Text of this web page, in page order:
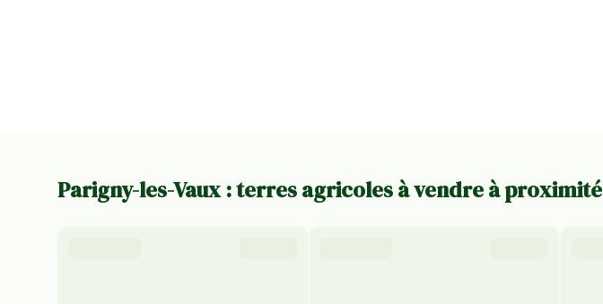
Parigny-les-Vaux : terres agricoles à vendre à proximité